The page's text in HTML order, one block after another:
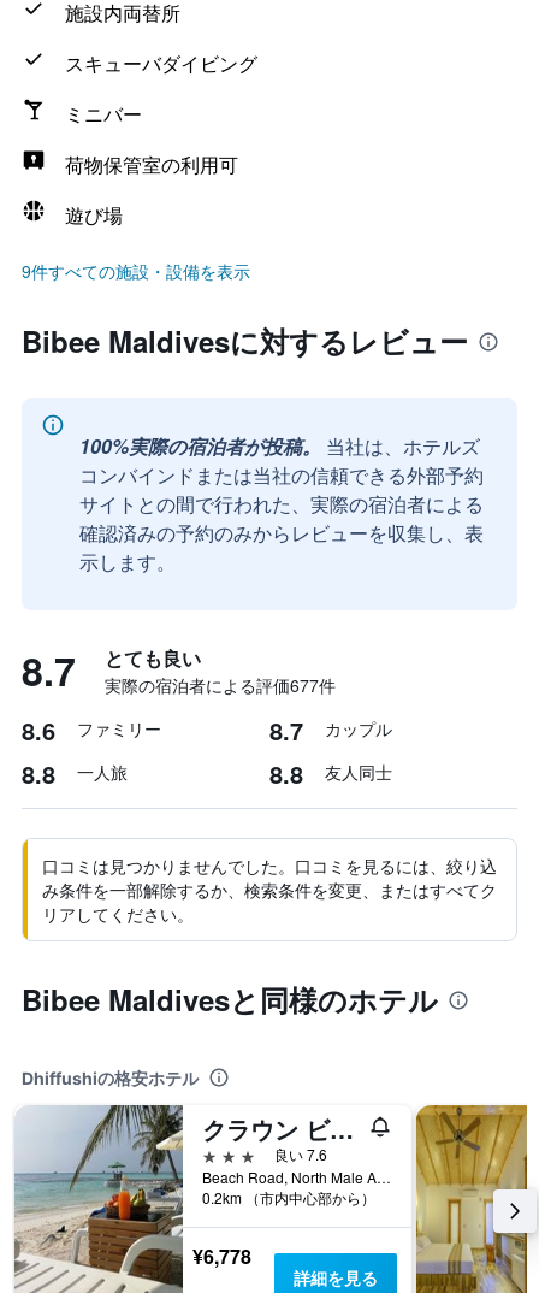
施設内両替所
スキューバダイビング
ミニバー
荷物保管室の利用可
遊び場
9件すべての施設・設備を表示
Bibee Maldivesに対するレビュー
100%実際の宿泊者が投稿。
当社は、ホテルズ
コンバインドまたは当社の信頼できる外部予約
サイトとの間で行われた、実際の宿泊者による
確認済みの予約のみからレビューを収集し、表
示します。
8.7 とても良い
実際の宿泊者による評価677​件
8.6 ファミリー 8.7 カップル
8.8 一人旅 8.8 友人同士
口コミは見つかりませんでした。口コミを見るには、絞り込
み条件を一部解除するか、検索条件を変更、またはすべてク
リアしてください。
Bibee Maldivesと同様のホテル
Dhiffushiの格安ホテル
クラウン ビーチ ホテル モルディブ
3つ星
良い 7.6
Beach Road, North Male Atoll, Dhiffushi, モルディブ
0.2km （市内中心部から）
¥6,778
詳細を見る